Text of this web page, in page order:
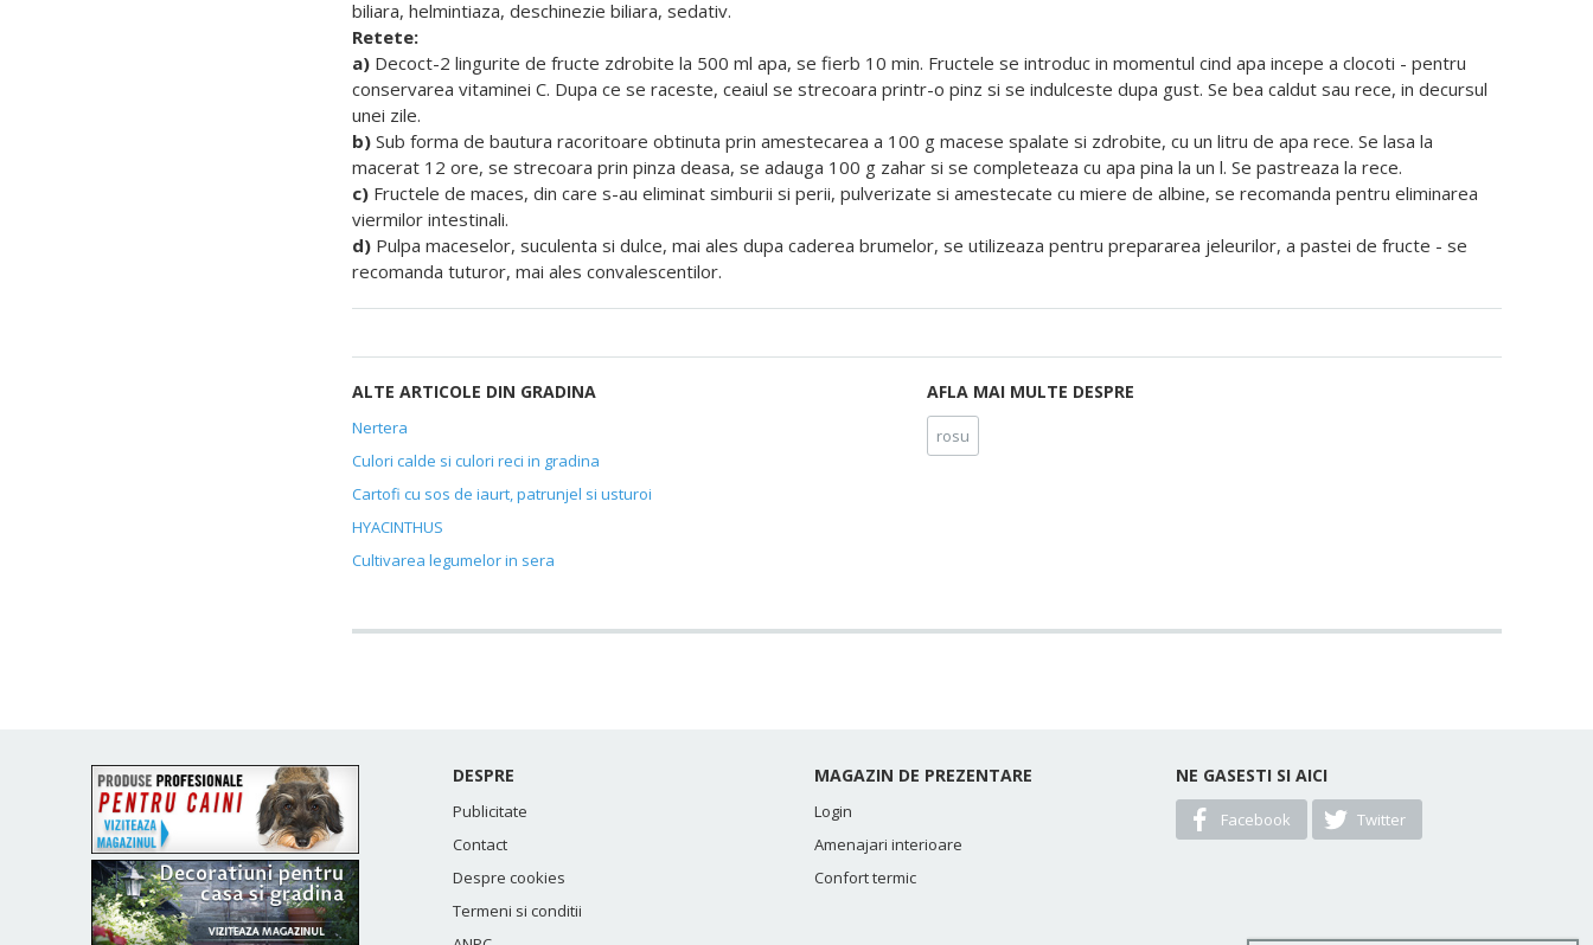
biliara, helmintiaza, deschinezie biliara, sedativ.
Retete:
a) Decoct-2 lingurite de fructe zdrobite la 500 ml apa, se fierb 10 min. Fructele se introduc in momentul cind apa incepe a clocoti - pentru
conservarea vitaminei C. Dupa ce se raceste, ceaiul se strecoara printr-o pinz si se indulceste dupa gust. Se bea caldut sau rece, in decursul
unei zile.
b) Sub forma de bautura racoritoare obtinuta prin amestecarea a 100 g macese spalate si zdrobite, cu un litru de apa rece. Se lasa la
macerat 12 ore, se strecoara prin pinza deasa, se adauga 100 g zahar si se completeaza cu apa pina la un l. Se pastreaza la rece.
c) Fructele de maces, din care s-au eliminat simburii si perii, pulverizate si amestecate cu miere de albine, se recomanda pentru eliminarea
viermilor intestinali.
d) Pulpa maceselor, suculenta si dulce, mai ales dupa caderea brumelor, se utilizeaza pentru prepararea jeleurilor, a pastei de fructe - se
recomanda tuturor, mai ales convalescentilor.
ALTE ARTICOLE DIN GRADINA
Nertera
Culori calde si culori reci in gradina
Cartofi cu sos de iaurt, patrunjel si usturoi
HYACINTHUS
Cultivarea legumelor in sera
AFLA MAI MULTE DESPRE
rosu
DESPRE
Publicitate
Contact
Despre cookies
Termeni si conditii
MAGAZIN DE PREZENTARE
Login
Amenajari interioare
Confort termic
NE GASESTI SI AICI
Facebook Twitter